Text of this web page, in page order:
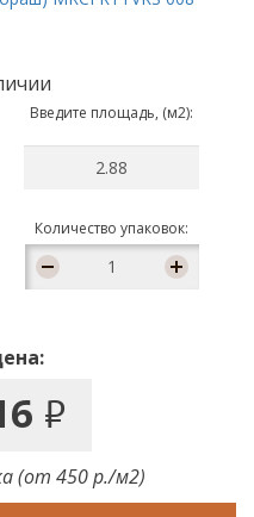
Введите площадь, (м2):
Количество упаковок:
руб.
(от 450 р./м2)